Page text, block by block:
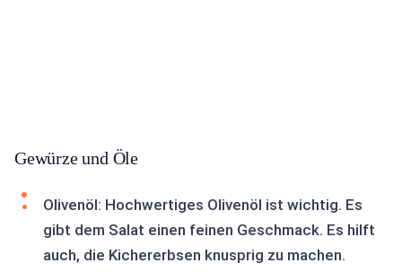
Gewürze und Öle
Olivenöl: Hochwertiges Olivenöl ist wichtig. Es
gibt dem Salat einen feinen Geschmack. Es hilft
auch, die Kichererbsen knusprig zu machen.